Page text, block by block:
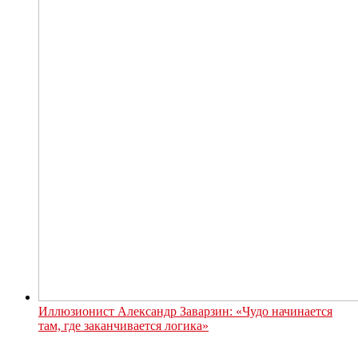
Иллюзионист Александр Заварзин: «Чудо начинается
там, где заканчивается логика»